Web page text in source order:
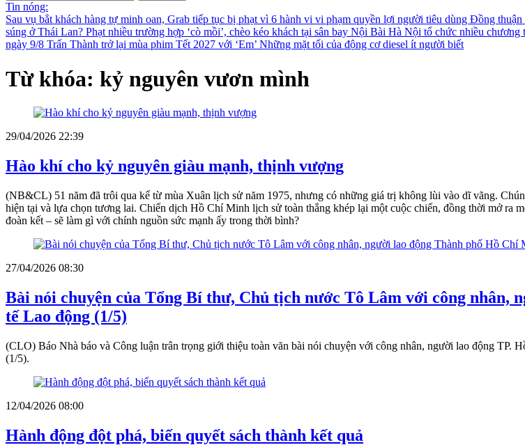
Tin nóng:
Sau vụ bắt khách hàng tự minh oan, Grab tiếp tục bị phạt vì 6 hành vi vi phạm quyền lợi người tiêu dùng Đồng thuận
súng ở Thái Lan? Phạt nhiều trường hợp ‘cò mồi’, chèo kéo khách tại sân bay Nội Bài Hà Nội tổ chức nhiều chương
ngày 9/8 Trấn Thành trở lại mùa phim Tết 2027 với ‘Em’ Những mặt tối của động cơ diesel ít người biết
Từ khóa: kỷ nguyên vươn mình
29/04/2026 22:39
Hào khí cho kỷ nguyên giàu mạnh, thịnh vượng
(NB&CL) 51 năm đã trôi qua kể từ mùa Xuân lịch sử năm 1975, nhưng có những giá trị không lùi vào dĩ vãng.
hiện tại và lựa chọn tương lai. Chiến dịch Hồ Chí Minh lịch sử toàn thắng khép lại một cuộc chiến, đồng thời mở ra
đoàn kết – sẽ làm gì với chính nguồn sức mạnh ấy trong thời bình?
27/04/2026 08:30
Bài nói chuyện của Tổng Bí thư, Chủ tịch nước Tô Lâm với công nhân,
tế Lao động (1/5)
(CLO) Báo Nhà báo và Công luận trân trọng giới thiệu toàn văn bài nói chuyện với công nhân, người lao động
(1/5).
12/04/2026 08:00
Hành động đột phá, biến quyết sách thành kết quả